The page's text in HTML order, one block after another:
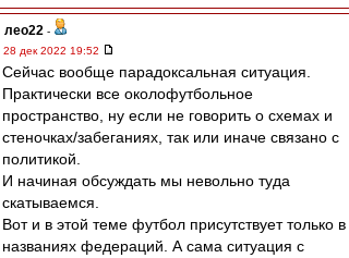
лео22 -
28 дек 2022 19:52
Сейчас вообще парадоксальная ситуация.
Практически все околофутбольное
пространство, ну если не говорить о схемах и
стеночках/забеганиях, так или иначе связано с
политикой.
И начиная обсуждать мы невольно туда
скатываемся.
Вот и в этой теме футбол присутствует только в
названиях федераций. А сама ситуация с